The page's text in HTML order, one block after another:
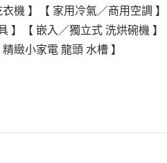
機 】 【 家用冷氣／商用空調 】
】 【 嵌入／獨立式 洗烘碗機 】
精緻小家電 龍頭 水槽 】